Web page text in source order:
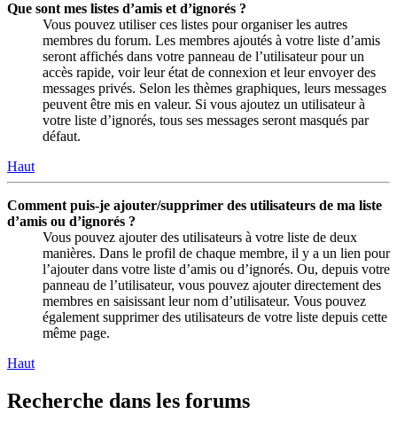
Que sont mes listes d’amis et d’ignorés ?
Vous pouvez utiliser ces listes pour organiser les autres
membres du forum. Les membres ajoutés à votre liste d’amis
seront affichés dans votre panneau de l’utilisateur pour un
accès rapide, voir leur état de connexion et leur envoyer des
messages privés. Selon les thèmes graphiques, leurs messages
peuvent être mis en valeur. Si vous ajoutez un utilisateur à
votre liste d’ignorés, tous ses messages seront masqués par
défaut.
Haut
Comment puis-je ajouter/supprimer des utilisateurs de ma liste
d’amis ou d’ignorés ?
Vous pouvez ajouter des utilisateurs à votre liste de deux
manières. Dans le profil de chaque membre, il y a un lien pour
l’ajouter dans votre liste d’amis ou d’ignorés. Ou, depuis votre
panneau de l’utilisateur, vous pouvez ajouter directement des
membres en saisissant leur nom d’utilisateur. Vous pouvez
également supprimer des utilisateurs de votre liste depuis cette
même page.
Haut
Recherche dans les forums